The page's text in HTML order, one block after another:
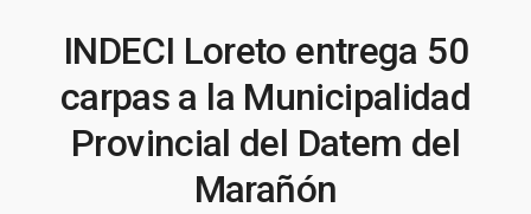
INDECI Loreto entrega 50
carpas a la Municipalidad
Provincial del Datem del
Marañón